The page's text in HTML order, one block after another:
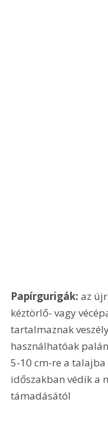
Papírgurigák: az
kéztörlő- vagy
tartalmaznak
használhatóak
5-10 cm-re a
időszakban védik a
támadásától